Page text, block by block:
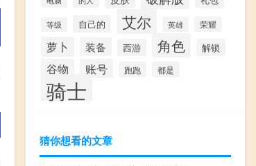
等级 自己的 艾尔 英雄 荣耀
萝卜 装备 西游 角色 解锁
谷物 账号 跑跑 都是
骑士
猜你想看的文章